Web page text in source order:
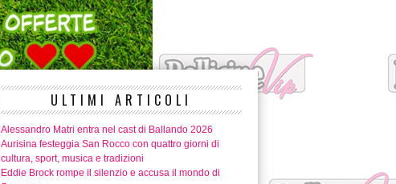
ULTIMI ARTICOLI
Alessandro Matri entra nel cast di Ballando 2026
Aurisina festeggia San Rocco con quattro giorni di
cultura, sport, musica e tradizioni
Eddie Brock rompe il silenzio e accusa il mondo di